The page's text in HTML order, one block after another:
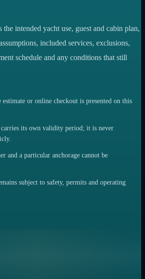
intended yacht use, guest and cabin plan,
included services, exclusions,
schedule and any conditions that still
or online checkout is presented on this
its own validity period; it is never
and a particular anchorage cannot be
subject to safety, permits and operating